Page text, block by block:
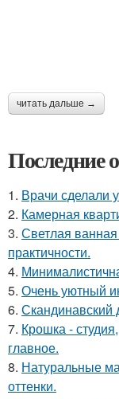
читать дальше →
Последние
1. Врачи сделали
2. Камерная
3. Светлая
практичности.
4.
5. Очень уютный
6. Скандинавский
7. Крошка -
главное.
8. Натуральные
оттенки.